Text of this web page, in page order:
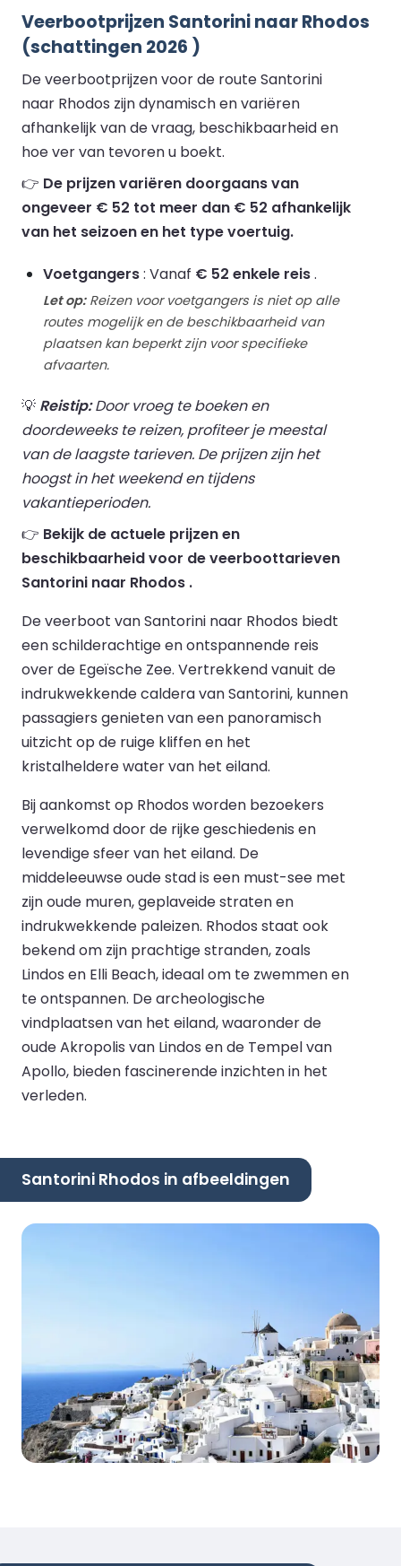
Veerbootprijzen Santorini naar Rhodos
(schattingen 2026 )
De veerbootprijzen voor de route Santorini
naar Rhodos zijn dynamisch en variëren
afhankelijk van de vraag, beschikbaarheid en
hoe ver van tevoren u boekt.
👉 De prijzen variëren doorgaans van
ongeveer € 52 tot meer dan € 52 afhankelijk
van het seizoen en het type voertuig.
Voetgangers: Vanaf € 52 enkele reis.
Let op:Reizen voor voetgangers is niet op alle
routes mogelijk en de beschikbaarheid van
plaatsen kan beperkt zijn voor specifieke
afvaarten.
💡 Reistip:Door vroeg te boeken en
doordeweeks te reizen, profiteer je meestal
van de laagste tarieven. De prijzen zijn het
hoogst in het weekend en tijdens
vakantieperioden.
👉 Bekijk de actuele prijzen en
beschikbaarheid voor de veerboottarieven
Santorini naar Rhodos .
De veerboot van Santorini naar Rhodos biedt
een schilderachtige en ontspannende reis
over de Egeïsche Zee. Vertrekkend vanuit de
indrukwekkende caldera van Santorini, kunnen
passagiers genieten van een panoramisch
uitzicht op de ruige kliffen en het
kristalheldere water van het eiland.
Bij aankomst op Rhodos worden bezoekers
verwelkomd door de rijke geschiedenis en
levendige sfeer van het eiland. De
middeleeuwse oude stad is een must-see met
zijn oude muren, geplaveide straten en
indrukwekkende paleizen. Rhodos staat ook
bekend om zijn prachtige stranden, zoals
Lindos en Elli Beach, ideaal om te zwemmen en
te ontspannen. De archeologische
vindplaatsen van het eiland, waaronder de
oude Akropolis van Lindos en de Tempel van
Apollo, bieden fascinerende inzichten in het
verleden.
Santorini Rhodos in afbeeldingen